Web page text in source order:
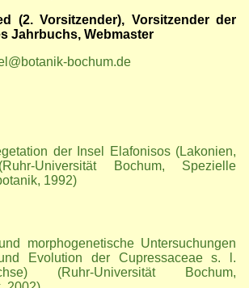
(2. Vorsitzender), Vorsitzender der
Jahrbuchs, Webmaster
bochum.de
der Insel Elafonisos (Lakonien,
Universität Bochum, Spezielle
1992)
morphogenetische Untersuchungen
Evolution der Cupressaceae s. l.
(Ruhr-Universität Bochum,